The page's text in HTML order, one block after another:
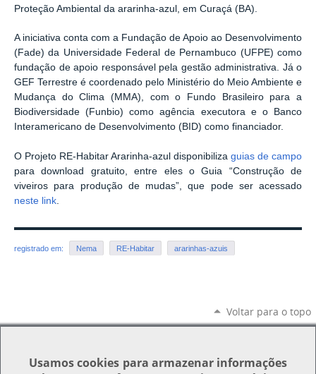
Proteção Ambiental da ararinha-azul, em Curaçá (BA).
A iniciativa conta com a Fundação de Apoio ao Desenvolvimento
(Fade) da Universidade Federal de Pernambuco (UFPE) como
fundação de apoio responsável pela gestão administrativa. Já o
GEF Terrestre é coordenado pelo Ministério do Meio Ambiente e
Mudança do Clima (MMA), com o Fundo Brasileiro para a
Biodiversidade (Funbio) como agência executora e o Banco
Interamericano de Desenvolvimento (BID) como financiador.
O Projeto RE-Habitar Ararinha-azul disponibiliza guias de campo
para download gratuito, entre eles o Guia “Construção de
viveiros para produção de mudas”, que pode ser acessado
neste link
registrado em: Nema RE-Habitar ararinhas-azuis
Voltar para o topo
Usamoscookies para armazenar informações